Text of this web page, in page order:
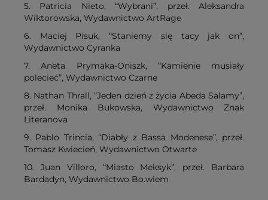
5. Patricia Nieto, “Wybrani”, przeł. Aleksandra
Wiktorowska, Wydawnictwo ArtRage
6. Maciej Pisuk, “Staniemy się tacy jak on”,
Wydawnictwo Cyranka
7. Aneta Prymaka-Oniszk, “Kamienie musiały
polecieć”, Wydawnictwo Czarne
8. Nathan Thrall, “Jeden dzień z życia Abeda Salamy”,
przeł. Monika Bukowska, Wydawnictwo Znak
Literanova
9. Pablo Trincia, “Diabły z Bassa Modenese”, przeł.
Tomasz Kwiecień, Wydawnictwo Otwarte
10. Juan Villoro, “Miasto Meksyk”, przeł. Barbara
Bardadyn, Wydawnictwo Bo.wiem